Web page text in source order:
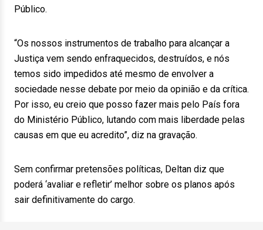
Público.
“Os nossos instrumentos de trabalho para alcançar a
Justiça vem sendo enfraquecidos, destruídos, e nós
temos sido impedidos até mesmo de envolver a
sociedade nesse debate por meio da opinião e da crítica.
Por isso, eu creio que posso fazer mais pelo País fora
do Ministério Público, lutando com mais liberdade pelas
causas em que eu acredito”, diz na gravação.
Sem confirmar pretensões políticas, Deltan diz que
poderá ‘avaliar e refletir’ melhor sobre os planos após
sair definitivamente do cargo.